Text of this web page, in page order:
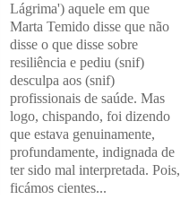
Lágrima') aquele em que
Marta Temido disse que não
disse o que disse sobre
resiliência e pediu (snif)
desculpa aos (snif)
profissionais de saúde. Mas
logo, chispando, foi dizendo
que estava genuinamente,
profundamente, indignada de
ter sido mal interpretada. Pois,
ficámos cientes...